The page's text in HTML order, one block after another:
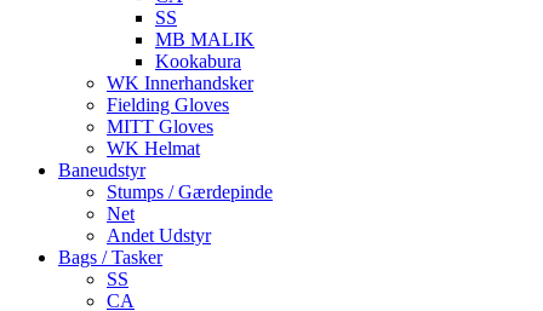
SS
MB MALIK
Kookabura
WK Innerhandsker
Fielding Gloves
MITT Gloves
WK Helmat
Baneudstyr
Stumps / Gærdepinde
Net
Andet Udstyr
Bags / Tasker
SS
CA